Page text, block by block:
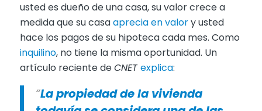
usted es dueño de una casa, su valor crece a
medida que su casaaprecia en valory usted
hace los pagos de su hipoteca cada mes. Como
inquilino, no tiene la misma oportunidad. Un
artículo reciente deCNETexplica:
“La propiedad de la vivienda